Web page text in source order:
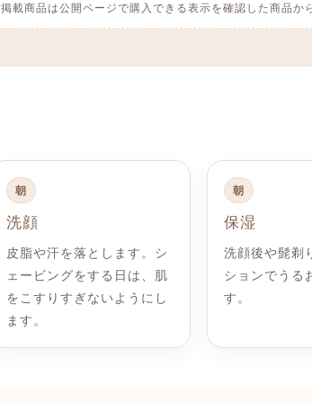
掲載商品は公開ページで購入できる表示を確認した商品か
朝
洗顔
皮脂や汗を落とします。シ
ェービングをする日は、肌
をこすりすぎないようにし
ます。
朝
保湿
洗顔後や髭剃
ションでうる
す。